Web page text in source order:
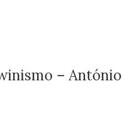
– António